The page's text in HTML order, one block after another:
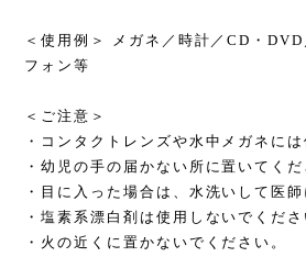
＜使用例＞ メガネ／時計／CD・
フォン等
＜ご注意＞
・コンタクトレンズや水中メガネには
・幼児の手の届かない所に置いてくだ
・目に入った場合は、水洗いして医
・塩素系漂白剤は使用しないでくださ
・火の近くに置かないでください。